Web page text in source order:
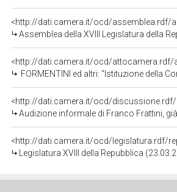
<http://dati.camera.it/ocd/assemblea.rdf/
Assemblea della XVIII Legislatura della
<http://dati.camera.it/ocd/attocamera.rdf/
FORMENTINI ed altri: "Istituzione della Commissione
<http://dati.camera.it/ocd/discussione.rdf/
Audizione informale di Franco Frattini, già Ministro degli affari esteri,
<http://dati.camera.it/ocd/legislatura.rdf/
Legislatura XVIII della Repubblica